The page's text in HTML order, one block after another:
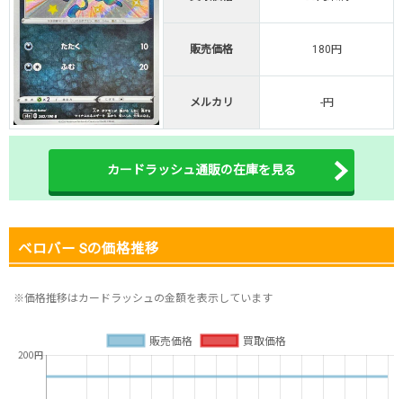
オリくじ
新規登録で無料100連できる
オリくじ公式はこちら ＞
TORAオリパ
・リリース1周年イベント開催中！
・新規登録で最大90%OFF
TORAオリパ公式はこちら ＞
販売価格 180円
メルカリ -円
カードラッシュ通販の在庫を見る
ベロバー Sの価格推移
※価格推移はカードラッシュの金額を表示しています